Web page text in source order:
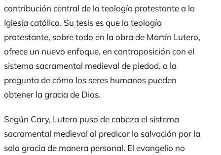
contribución central de la teología protestante a la
Iglesia católica. Su tesis es que la teología
protestante, sobre todo en la obra de Martín Lutero,
ofrece un nuevo enfoque, en contraposición con el
sistema sacramental medieval de piedad, a la
pregunta de cómo los seres humanos pueden
obtener la gracia de Dios.
Según Cary, Lutero puso de cabeza el sistema
sacramental medieval al predicar la salvación por la
sola gracia de manera personal. El evangelio no